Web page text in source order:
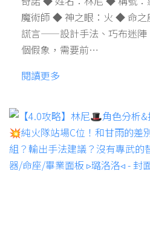
魔術師 ◆ 神之眼：火 ◆ 命之
謊言——設計手法、巧布迷陣
個假象，需要前…
閱讀更多